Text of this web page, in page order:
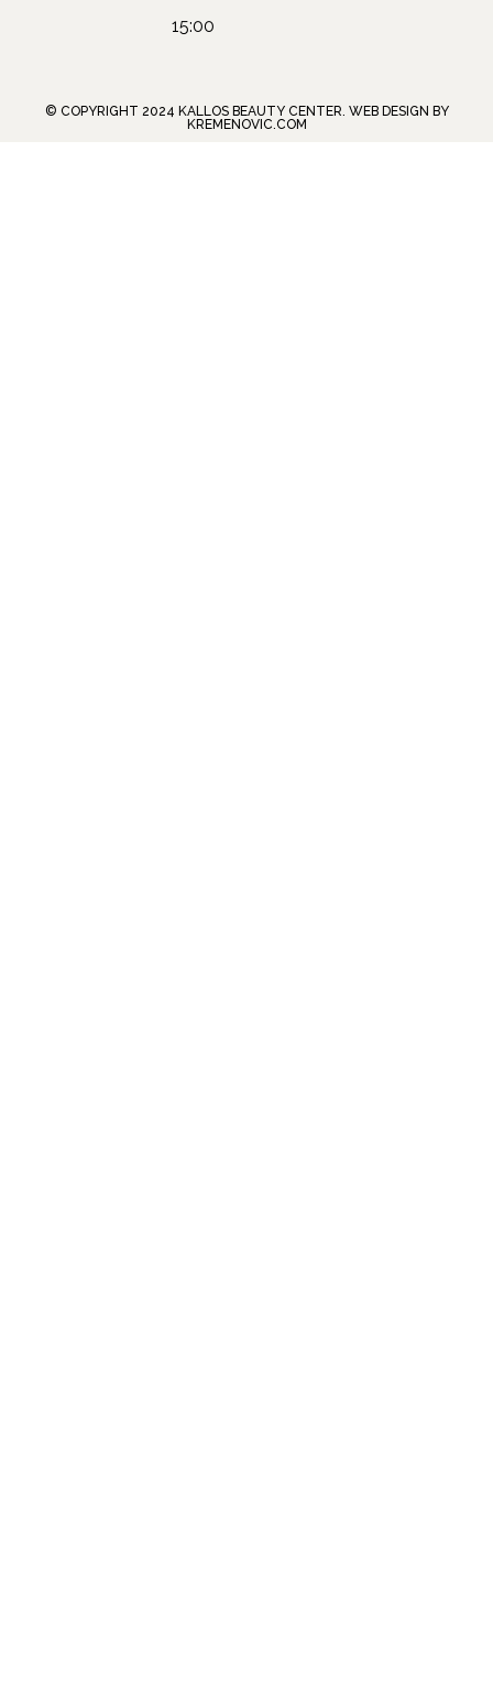
15:00
© COPYRIGHT 2024 KALLOS BEAUTY CENTER. WEB DESIGN BY
KREMENOVIC.COM